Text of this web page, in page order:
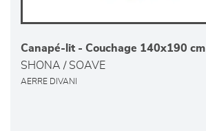
Canapé-lit - Couchage 140x190 cm
SHONA / SOAVE
AERRE DIVANI